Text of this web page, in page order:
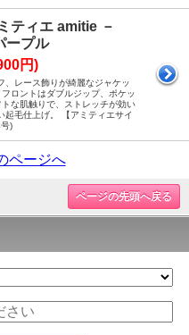
ティエ amitie －
ープル
円)
、レース飾りが綺麗なジャケッ
ロントはダブルジップ、ポケッ
な肌触りで、ストレッチが効い
起毛仕上げ。 【アミティエサイ
)
ページへ
ページの先頭へ戻る